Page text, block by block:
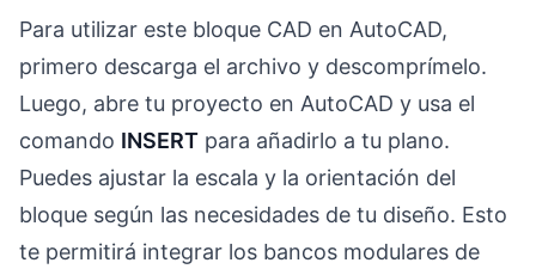
Para utilizar este bloque CAD en AutoCAD,
primero descarga el archivo y descomprímelo.
Luego, abre tu proyecto en AutoCAD y usa el
comando INSERT para añadirlo a tu plano.
Puedes ajustar la escala y la orientación del
bloque según las necesidades de tu diseño. Esto
te permitirá integrar los bancos modulares de